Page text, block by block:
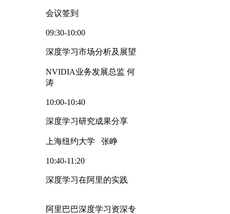
会议签到
09:30-10:00
深度学习市场分析及展望
NVIDIA业务发展总监 何
涛
10:00-10:40
深度学习研究成果分享
上海纽约大学 张峥
10:40-11:20
深度学习在阿里的实践
阿里巴巴深度学习资深专